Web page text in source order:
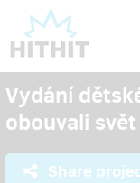
Vydání
obouvali svět
Share